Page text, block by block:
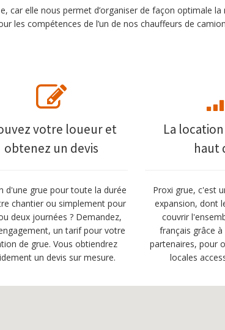
car elle nous permet d’organiser de façon optimale
les compétences de l’un de nos chauffeurs de
votre loueur et
obtenez un devis
d'une grue pour toute la durée
chantier ou simplement pour
deux journées ? Demandez,
un tarif pour votre
de grue. Vous obtiendrez
un devis sur mesure.
La
haut
Proxi grue, c'est
expansion, dont
couvrir
français grâce
partenaires, pour
locales